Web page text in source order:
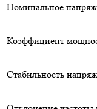
Номинальное
Коэффициент
Стабильность